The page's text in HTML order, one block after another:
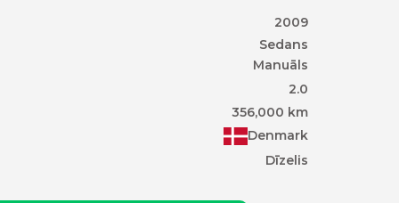
2009
Sedans
Manuāls
2.0
356,000 km
Denmark
Dīzelis